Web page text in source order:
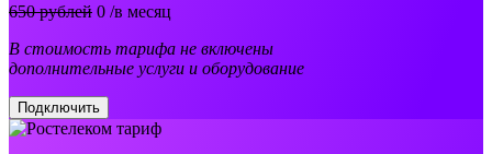
650 рублей 0 /в месяц
В стоимость тарифа не включены
дополнительные услуги и оборудование
Подключить